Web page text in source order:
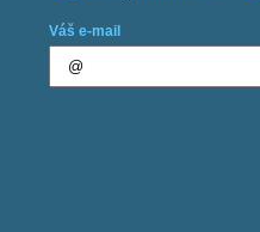
Váš e-mail